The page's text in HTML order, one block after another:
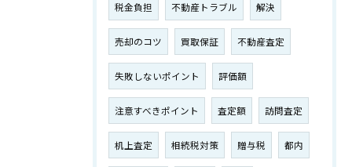
税金負担 不動産トラブル 解決
売却のコツ 買取保証 不動産査定
失敗しないポイント 評価額
注意すべきポイント 査定額 訪問査定
机上査定 相続税対策 贈与税 都内